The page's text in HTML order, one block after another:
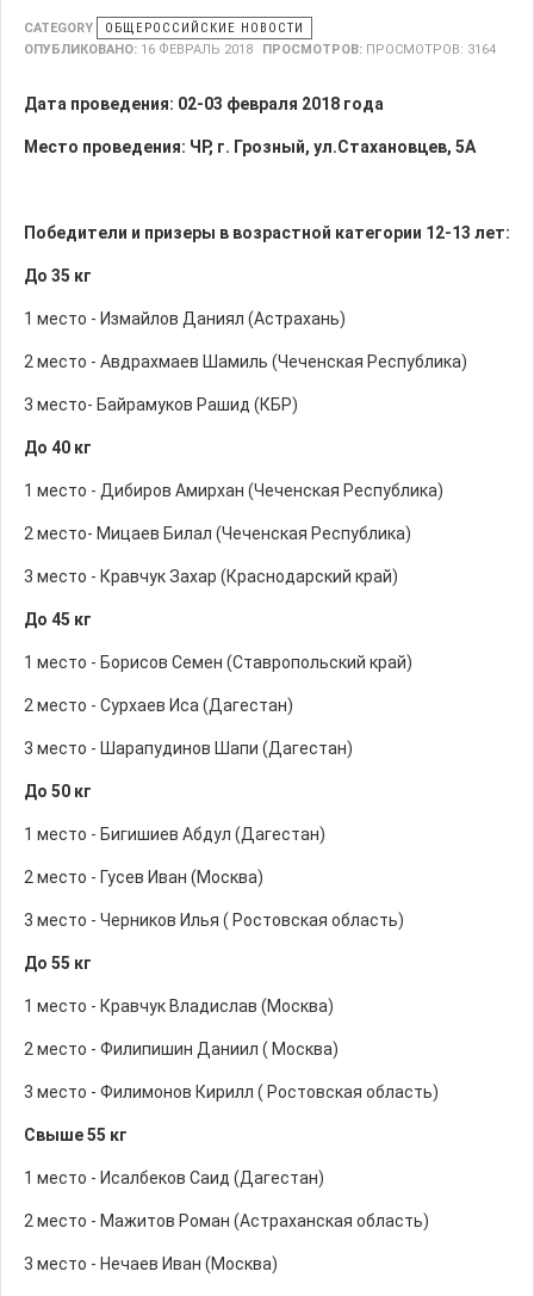
CATEGORY
ОБЩЕРОССИЙСКИЕ НОВОСТИ
ОПУБЛИКОВАНО: 16 ФЕВРАЛЬ 2018 ПРОСМОТРОВ: ПРОСМОТРОВ: 3164
Дата проведения: 02-03 февраля 2018 года
Место проведения: ЧР, г. Грозный, ул.Стахановцев, 5А
Победители и призеры в возрастной категории 12-13 лет:
До 35 кг
1 место - Измайлов Даниял (Астрахань)
2 место - Авдрахмаев Шамиль (Чеченская Республика)
3 место- Байрамуков Рашид (КБР)
До 40 кг
1 место - Дибиров Амирхан (Чеченская Республика)
2 место- Мицаев Билал (Чеченская Республика)
3 место - Кравчук Захар (Краснодарский край)
До 45 кг
1 место - Борисов Семен (Ставропольский край)
2 место - Сурхаев Иса (Дагестан)
3 место - Шарапудинов Шапи (Дагестан)
До 50 кг
1 место - Бигишиев Абдул (Дагестан)
2 место - Гусев Иван (Москва)
3 место - Черников Илья ( Ростовская область)
До 55 кг
1 место - Кравчук Владислав (Москва)
2 место - Филипишин Даниил ( Москва)
3 место - Филимонов Кирилл ( Ростовская область)
Свыше 55 кг
1 место - Исалбеков Саид (Дагестан)
2 место - Мажитов Роман (Астраханская область)
3 место - Нечаев Иван (Москва)